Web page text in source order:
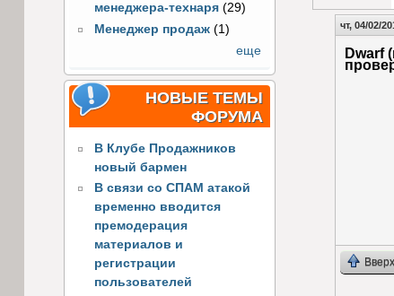
менеджера-технаря (29)
Менеджер продаж (1)
еще
НОВЫЕ ТЕМЫ
ФОРУМА
В Клубе Продажников
новый бармен
В связи со СПАМ атакой
временно вводится
премодерация
материалов и
регистрации
пользователей
чт, 04/02/
Dwarf